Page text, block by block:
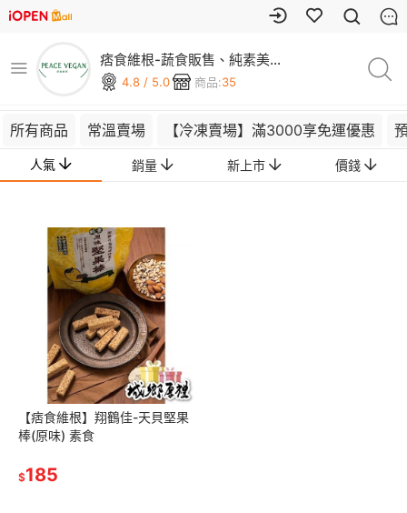
痞食維根-蔬食販售、純素美
食、素食商城
4.8 / 5.0 商品:35
所有商品 常溫賣場 【冷凍賣場】滿3000享免運優惠
人氣 銷量 新上市 價錢
【痞食維根】翔鶴佳-天貝堅果
棒(原味) 素食
$185